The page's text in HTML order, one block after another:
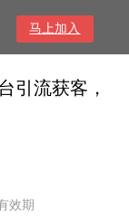
马上加入
引流获客，
效期